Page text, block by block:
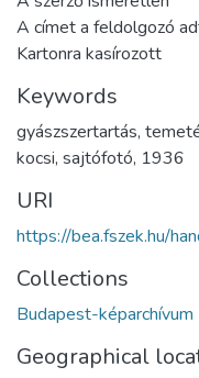
A címet a feldolgozó
Kartonra kasírozott
Keywords
gyászszertartás,
kocsi, sajtófotó, 1936
URI
https://bea.fszek.hu/
Collections
Budapest-képarchívum
Geographical